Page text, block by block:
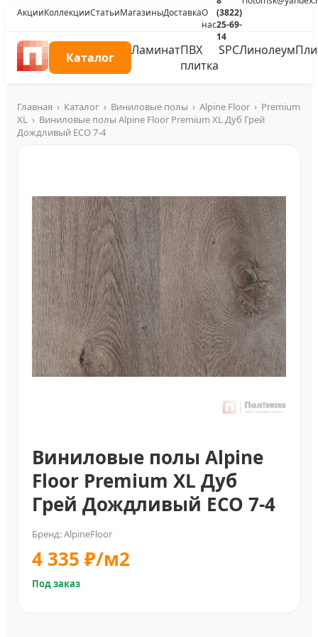
АкцииКоллекцииСтатьиМагазиныДоставкаО
нас
(3822)
25-69-
14
Каталог ЛаминатПВХ
плитка
SPCЛинолеум
Главная › Каталог › Виниловые полы › Alpine Floor › Premium
XL › Виниловые полы Alpine Floor Premium XL Дуб Грей
Дождливый ECO 7-4
Виниловые полы Alpine
Floor Premium XL Дуб
Грей Дождливый ECO 7-4
Бренд: AlpineFloor
4 335 ₽/м2
Под заказ